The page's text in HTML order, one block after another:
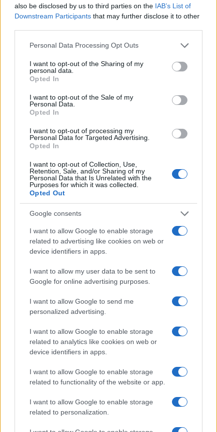
also be disclosed by us to third parties on the IAB’s List of
Downstream Participants that may further disclose it to other
Please note that this website/app uses one or more Google
not limited to your visit or usage behaviour. You may click to
grant or deny consent to Google and its third-party tags to
use your data for below specified purposes in below Google
consent section.
Personal Data Processing Opt Outs
I want to opt-out of the Sharing of my
personal data.
Opted In
I want to opt-out of the Sale of my
Personal Data.
Opted In
I want to opt-out of processing my
Personal Data for Targeted Advertising.
Opted In
I want to opt-out of Collection, Use,
Retention, Sale, and/or Sharing of my
Personal Data that Is Unrelated with the
Purposes for which it was collected.
Opted Out
Google consents
I want to allow Google to enable storage
related to advertising like cookies on web or
device identifiers in apps.
I want to allow my user data to be sent to
Google for online advertising purposes.
I want to allow Google to send me
personalized advertising.
I want to allow Google to enable storage
related to analytics like cookies on web or
device identifiers in apps.
I want to allow Google to enable storage
related to functionality of the website or app.
I want to allow Google to enable storage
related to personalization.
NOTIZIE
Nuova Zelanda: ondata di freddo eccezionale porta
Francesca Lombardi · 4 Ago 2026
XPENG Partner del Teatro del Silenzio 2026: Veicoli
Elettrici e Musica in Sinfonia
Formazza e Valle Antrona
Scoperte carcasse di moto e motori in container
Nuova Zelanda: ondata di freddo eccezionale porta
Governo italiano insiste su neutralità tecnologica per
auto elettriche e ibride